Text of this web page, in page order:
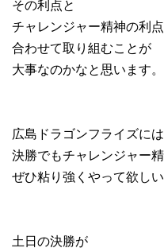
その利点と
チャレンジャー精神の利
合わせて取り組むことが
大事なのかなと思います。
広島ドラゴンフライズには
決勝でもチャレンジャー
ぜひ粘り強くやって欲しい
土日の決勝が